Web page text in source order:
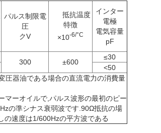
パルス制限電
圧
クV
抵抗温度
特徴
×10-6/°C
インター
電極
電気容量
pF
300 ±600
≤30
<50
圧器油である場合の直流電力の消費量
マーオイルで,パルス波形の最初のピー
の準シナス衰弱波です.90Ω抵抗の場
の速度は1/600Hzの平方波である